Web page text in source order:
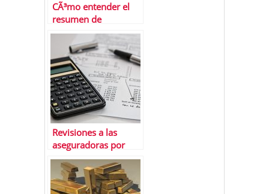
CÃ³mo entender el
resumen de
movimientos de tus
tarjetas
Revisiones a las
aseguradoras por
parte de la CNMC